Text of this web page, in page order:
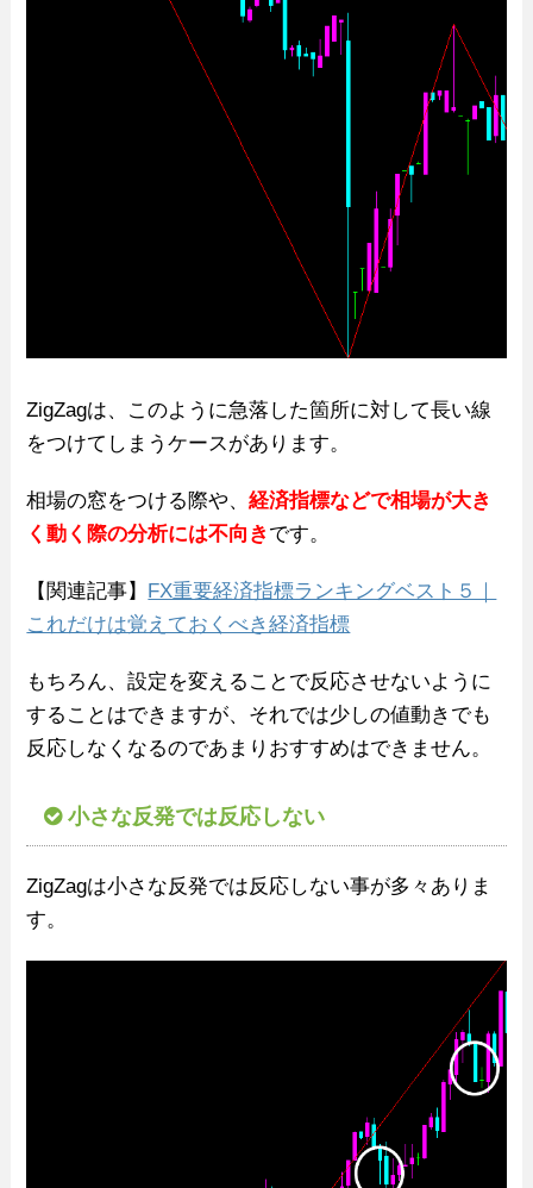
ZigZagは、このように急落した箇所に対して長い線
をつけてしまうケースがあります。
相場の窓をつける際や、経済指標などで相場が大き
く動く際の分析には不向き です。
【関連記事】
FX重要経済指標ランキングベスト５｜
これだけは覚えておくべき経済指標
もちろん、設定を変えることで反応させないように
することはできますが、それでは少しの値動きでも
反応しなくなるのであまりおすすめはできません。
小さな反発では反応しない
ZigZagは小さな反発では反応しない事が多々ありま
す。